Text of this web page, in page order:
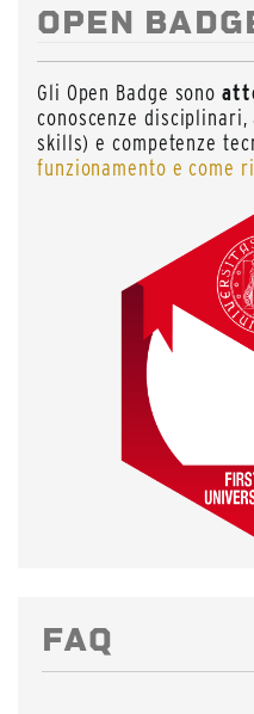
OPEN
Gli Open Badge sono
conoscenze
skills) e competenze
funzionamento e come
FAQ